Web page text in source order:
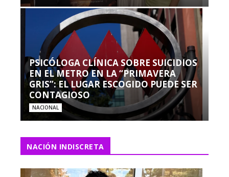
PSICÓLOGA CLÍNICA SOBRE SUICIDIOS
EN EL METRO EN LA “PRIMAVERA
GRIS”: EL LUGAR ESCOGIDO PUEDE SER
CONTAGIOSO
NACIONAL
NACIÓN INDISCRETA